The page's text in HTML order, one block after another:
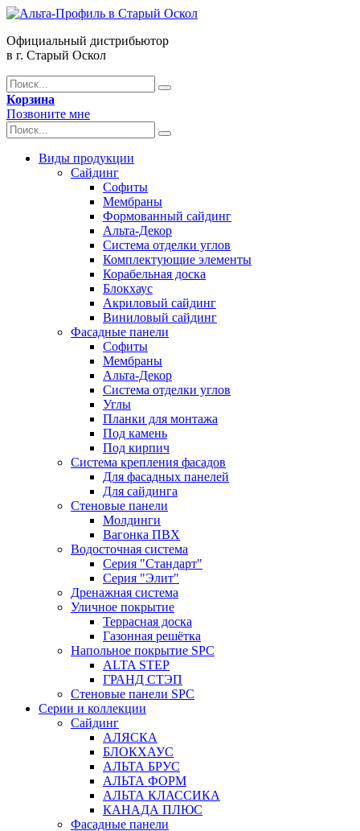
Официальный дистрибьютор
в г. Старый Оскол
Корзина
Позвоните мне
Виды продукции
Сайдинг
Софиты
Мембраны
Формованный сайдинг
Альта-Декор
Система отделки углов
Комплектующие элементы
Корабельная доска
Блокхаус
Акриловый сайдинг
Виниловый сайдинг
Фасадные панели
Софиты
Мембраны
Альта-Декор
Система отделки углов
Углы
Планки для монтажа
Под камень
Под кирпич
Система крепления фасадов
Для фасадных панелей
Для сайдинга
Стеновые панели
Молдинги
Вагонка ПВХ
Водосточная система
Серия "Стандарт"
Серия "Элит"
Дренажная система
Уличное покрытие
Террасная доска
Газонная решётка
Напольное покрытие SPC
ALTA STEP
ГРАНД СТЭП
Стеновые панели SPC
Серии и коллекции
Сайдинг
АЛЯСКА
БЛОКХАУС
АЛЬТА БРУС
АЛЬТА ФОРМ
АЛЬТА КЛАССИКА
КАНАДА ПЛЮС
Фасадные панели